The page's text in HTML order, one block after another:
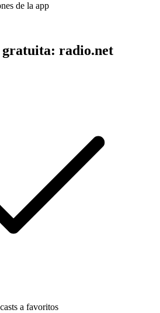
de la app
gratuita: radio.net
a favoritos